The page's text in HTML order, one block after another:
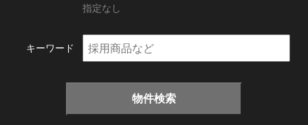
指定なし
キーワード
物件検索